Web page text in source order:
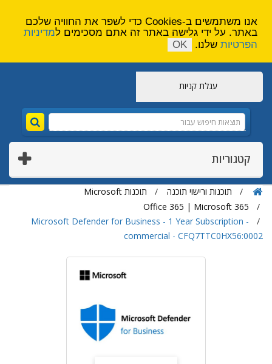
עגלת קניות
קטגוריות
תוכנות ורישוי תוכנה
תוכנות Microsoft
Office 365 | Microsoft 365
Microsoft Defender for Business - 1 Year Subscription -
commercial - CFQ7TTC0HX56:0002
אנו משתמשים ב-Cookies כדי לשפר את החוויה שלכם
באתר. על ידי גלישה באתר זה אתם מסכימים למדיניות
הפרטיות שלנו. OK